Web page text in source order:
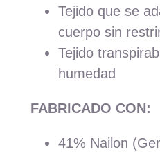
Tejido que se
cuerpo sin
Tejido
humedad
FABRICADO CON:
41% Nailon